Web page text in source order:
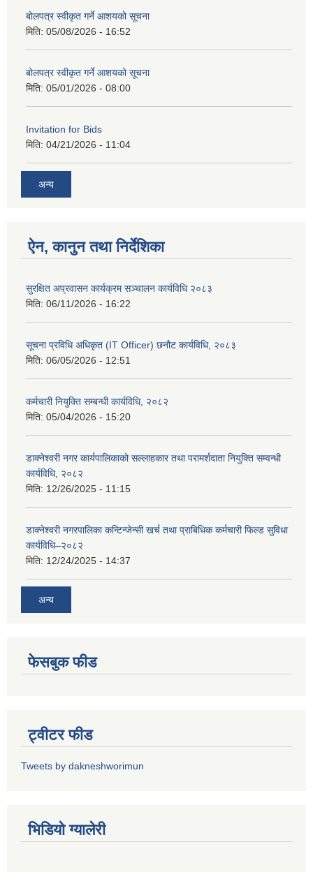
बोलपत्र स्वीकृत गर्ने आशयको सूचना
मिति: 05/08/2026 - 16:52
बोलपत्र स्वीकृत गर्ने आशयको सूचना
मिति: 05/01/2026 - 08:00
Invitation for Bids
मिति: 04/21/2026 - 11:04
अन्य
ऐन, कानुन तथा निर्देशिका
सुरक्षित अप्रवासन कार्यक्रम सञ्चालन कार्यविधि २०८३
मिति: 06/11/2026 - 16:22
सूचना प्रविधि अधिकृत (IT Officer) छनौट कार्यविधि, २०८३
मिति: 06/05/2026 - 12:51
कर्मचारी नियुक्ति सम्बन्धी कार्यविधि, २०८२
मिति: 05/04/2026 - 15:20
डाक्नेश्वरी नगर कार्यपालिकाको सल्लाहकार तथा परामर्शदाता नियुक्ति सम्वन्धी
कार्यविधि, २०८२
मिति: 12/26/2025 - 11:15
डाक्नेश्वरी नगरपालिका कन्टिन्जेन्सी खर्च तथा प्राबिधिक कर्मचारी फिल्ड सुविधा
कार्यविधि–२०८२
मिति: 12/24/2025 - 14:37
अन्य
फेसबुक फीड
ट्वीटर फीड
Tweets by dakneshworimun
भिडियाे ग्यालेरी